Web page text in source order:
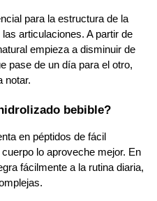
para la estructura de la
articulaciones. A partir de
empieza a disminuir de
pase de un día para el otro,
notar.
bebible?
en péptidos de fácil
lo aproveche mejor. En
fácilmente a la rutina diaria,